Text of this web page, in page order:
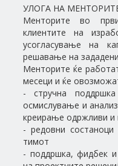
УЛОГА НА
Менторите во
клиентите на
усогласување на
решавање на
Менторите ќе
месеци и ќе
- стручна
осмислување и
креирање одржливи и
- редовни
тимот
- поддршка, фидбек и